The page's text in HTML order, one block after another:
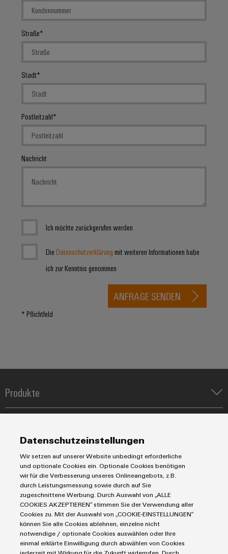
Straße
Stadt
Postleitzahl
Nachricht
Ich möchte zurückgerufen werden
Die Datenschutzerklärung mit weiteren Informationen habe
ich zur Kenntnis genommen
* Pflichtfeld
ANFRAGE SENDEN
Produkte
IIoT & Automation Software
Koppelrelais
Markierungssysteme
Reihenklemmen
Stromversorgungen
Automatisierung
Industrial IoT
Industrial Security
Single Pair Ethernet
Smart Metering
SNAP IN Anschlusstechnologie
Workplace Solutions
Service
Connectivity Consulting
eShop / Digitale Bestellmöglichkeiten
Engineering-Daten
PCB Connector Services
Support Center
Technische Produktkataloge
Industrien
Datencenter
Gerätehersteller
Maschinenbau
Photovoltaik
Impressum
Einkaufs- /Lieferanteninformationen
Datenschutzeinstellungen
Wir setzen auf unserer Website unbedingt erforderliche
und optionale Cookies ein. Optionale Cookies benötigen
wir für die Verbesserung unseres Onlineangebots, z.B.
durch Leistungsmessung sowie durch auf Sie
zugeschnittene Werbung. Durch Auswahl von „ALLE
COOKIES AKZEPTIEREN“ stimmen Sie der Verwendung aller
Cookies zu. Mit der Auswahl von „COOKIE-EINSTELLUNGEN“
können Sie alle Cookies ablehnen, einzelne nicht
notwendige / optionale Cookies auswählen oder Ihre
einmal erklärte Einwilligung durch abwählen von Cookies